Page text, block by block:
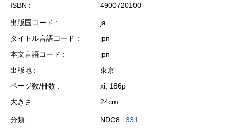
ISBN
4900720100
出版国コード
ja
タイトル言語コード
jpn
本文言語コード
jpn
出版地
東京
ページ数/冊数
xi, 186p
大きさ
24cm
分類 NDC8 : 331